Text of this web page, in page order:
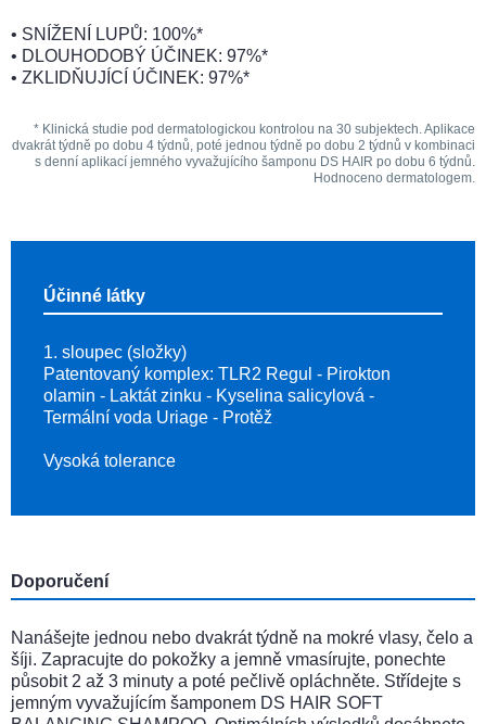
• SNÍŽENÍ LUPŮ: 100%*
• DLOUHODOBÝ ÚČINEK: 97%*
• ZKLIDŇUJÍCÍ ÚČINEK: 97%*
* Klinická studie pod dermatologickou kontrolou na 30 subjektech. Aplikace
dvakrát týdně po dobu 4 týdnů, poté jednou týdně po dobu 2 týdnů v kombinaci
s denní aplikací jemného vyvažujícího šamponu DS HAIR po dobu 6 týdnů.
Hodnoceno dermatologem.
Účinné látky
1. sloupec (složky)
Patentovaný komplex: TLR2 Regul - Pirokton
olamin - Laktát zinku - Kyselina salicylová -
Termální voda Uriage - Protěž
Vysoká tolerance
Doporučení
Nanášejte jednou nebo dvakrát týdně na mokré vlasy, čelo a
šíji. Zapracujte do pokožky a jemně vmasírujte, ponechte
působit 2 až 3 minuty a poté pečlivě opláchněte. Střídejte s
jemným vyvažujícím šamponem DS HAIR SOFT